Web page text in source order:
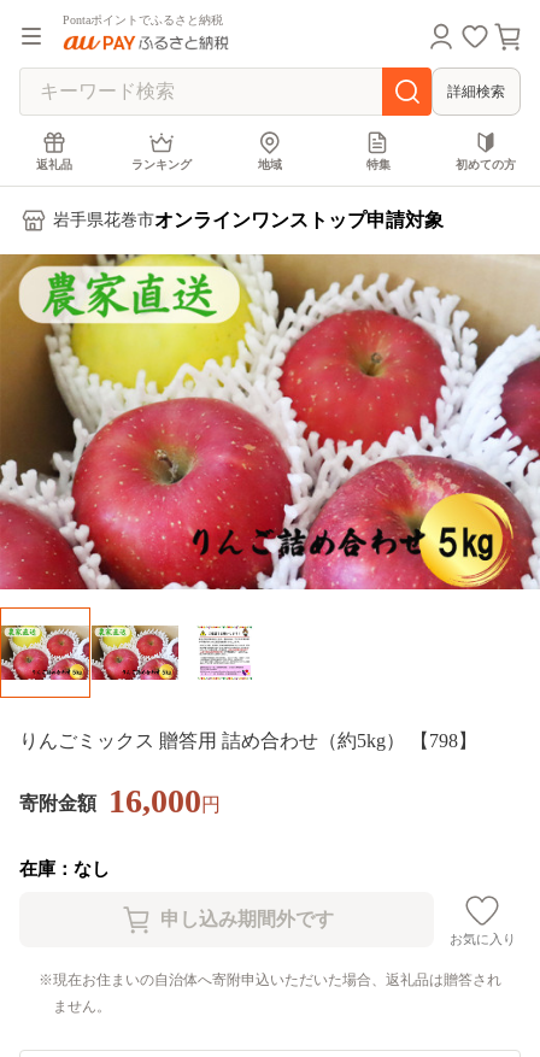
Pontaポイントでふるさと納税
詳細検索
返礼品 ランキング 地域 特集 初めての方
岩手県花巻市オンラインワンストップ申請対象
りんごミックス 贈答用 詰め合わせ（約5kg） 【798】
寄附金額 16,000円
在庫：なし
お気に入り
現在お住まいの自治体へ寄附申込いただいた場合、返礼品は贈答され
ません。